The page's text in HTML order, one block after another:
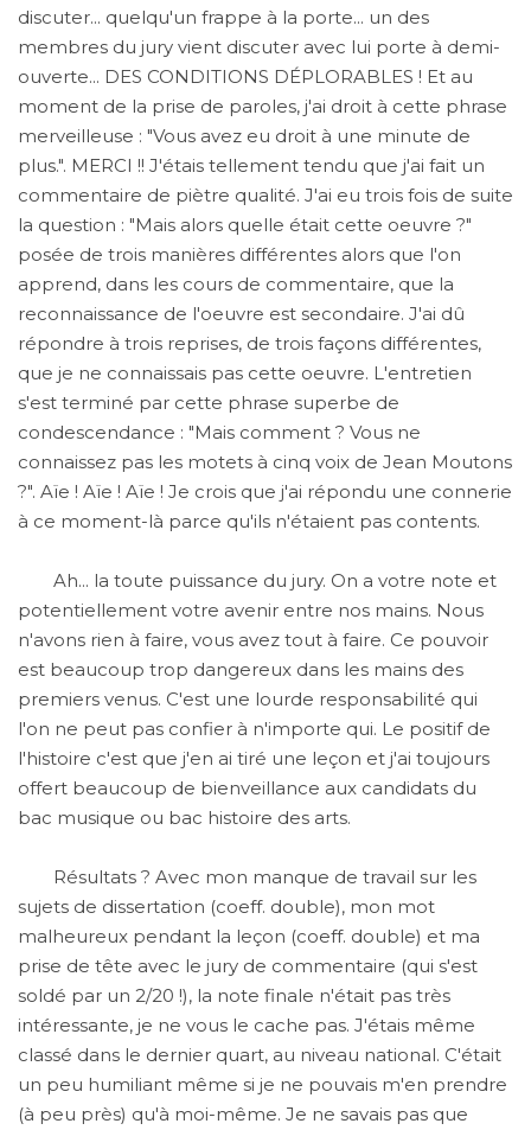
discuter... quelqu'un frappe à la porte... un des
membres du jury vient discuter avec lui porte à demi-
ouverte... DES CONDITIONS DÉPLORABLES ! Et au
moment de la prise de paroles, j'ai droit à cette phrase
merveilleuse : "Vous avez eu droit à une minute de
plus.". MERCI !! J'étais tellement tendu que j'ai fait un
commentaire de piètre qualité. J'ai eu trois fois de suite
la question : "Mais alors quelle était cette oeuvre ?"
posée de trois manières différentes alors que l'on
apprend, dans les cours de commentaire, que la
reconnaissance de l'oeuvre est secondaire. J'ai dû
répondre à trois reprises, de trois façons différentes,
que je ne connaissais pas cette oeuvre. L'entretien
s'est terminé par cette phrase superbe de
condescendance : "Mais comment ? Vous ne
connaissez pas les motets à cinq voix de Jean Moutons
?". Aïe ! Aïe ! Aïe ! Je crois que j'ai répondu une connerie
à ce moment-là parce qu'ils n'étaient pas contents.
Ah... la toute puissance du jury. On a votre note et
potentiellement votre avenir entre nos mains. Nous
n'avons rien à faire, vous avez tout à faire. Ce pouvoir
est beaucoup trop dangereux dans les mains des
premiers venus. C'est une lourde responsabilité qui
l'on ne peut pas confier à n'importe qui. Le positif de
l'histoire c'est que j'en ai tiré une leçon et j'ai toujours
offert beaucoup de bienveillance aux candidats du
bac musique ou bac histoire des arts.
Résultats ? Avec mon manque de travail sur les
sujets de dissertation (coeff. double), mon mot
malheureux pendant la leçon (coeff. double) et ma
prise de tête avec le jury de commentaire (qui s'est
soldé par un 2/20 !), la note finale n'était pas très
intéressante, je ne vous le cache pas. J'étais même
classé dans le dernier quart, au niveau national. C'était
un peu humiliant même si je ne pouvais m'en prendre
(à peu près) qu'à moi-même. Je ne savais pas que